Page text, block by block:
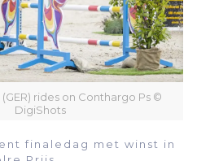
rides on Conthargo Ps ©
DigiShots
finaledag met winst in